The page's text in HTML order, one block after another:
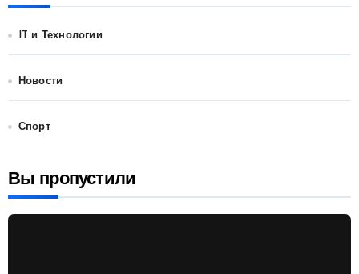
IT и Технологии
Новости
Спорт
Вы пропустили